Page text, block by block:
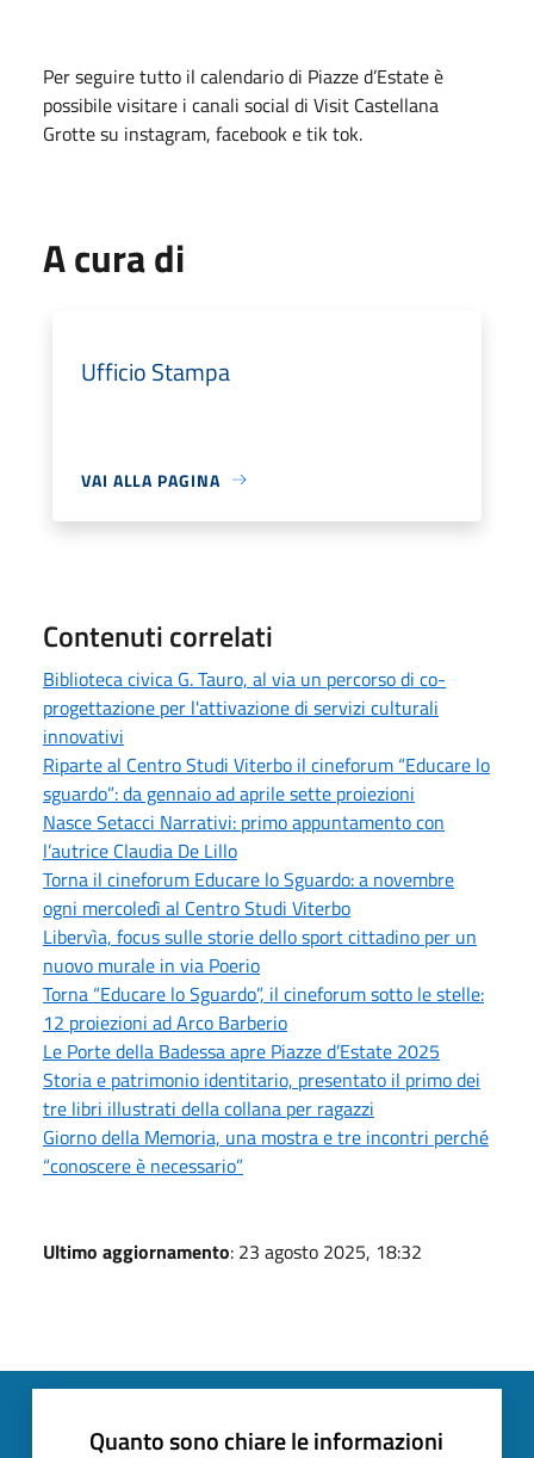
Per seguire tutto il calendario di Piazze d’Estate è
possibile visitare i canali social di Visit Castellana
Grotte su instagram, facebook e tik tok.
A cura di
Ufficio Stampa
VAI ALLA PAGINA
Contenuti correlati
Biblioteca civica G. Tauro, al via un percorso di co-
progettazione per l'attivazione di servizi culturali
innovativi
Riparte al Centro Studi Viterbo il cineforum “Educare lo
sguardo”: da gennaio ad aprile sette proiezioni
Nasce Setacci Narrativi: primo appuntamento con
l’autrice Claudia De Lillo
Torna il cineforum Educare lo Sguardo: a novembre
ogni mercoledì al Centro Studi Viterbo
Libervìa, focus sulle storie dello sport cittadino per un
nuovo murale in via Poerio
Torna “Educare lo Sguardo”, il cineforum sotto le stelle:
12 proiezioni ad Arco Barberio
Le Porte della Badessa apre Piazze d’Estate 2025
Storia e patrimonio identitario, presentato il primo dei
tre libri illustrati della collana per ragazzi
Giorno della Memoria, una mostra e tre incontri perché
“conoscere è necessario”
Ultimo aggiornamento: 23 agosto 2025, 18:32
Quanto sono chiare le informazioni